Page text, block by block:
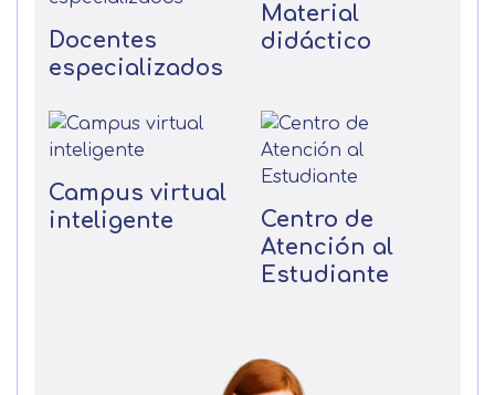
Docentes
especializados
Material
didáctico
Campus virtual
inteligente
Centro de
Atención al
Estudiante